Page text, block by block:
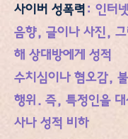
사이버 성폭력 : 인터
음향, 글이나 사진,
해 상대방에게 성적
수치심이나 혐오감,
행위. 즉, 특정인을 대
사나 성적 비하